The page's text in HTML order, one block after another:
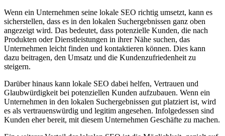
Wenn ein Unternehmen seine lokale SEO richtig umsetzt, kann es
sicherstellen, dass es in den lokalen Suchergebnissen ganz oben
angezeigt wird. Das bedeutet, dass potenzielle Kunden, die nach
Produkten oder Dienstleistungen in ihrer Nähe suchen, das
Unternehmen leicht finden und kontaktieren können. Dies kann
dazu beitragen, den Umsatz und die Kundenzufriedenheit zu
steigern.
Darüber hinaus kann lokale SEO dabei helfen, Vertrauen und
Glaubwürdigkeit bei potenziellen Kunden aufzubauen. Wenn ein
Unternehmen in den lokalen Suchergebnissen gut platziert ist, wird
es als vertrauenswürdig und legitim angesehen. Infolgedessen sind
Kunden eher bereit, mit diesem Unternehmen Geschäfte zu machen.